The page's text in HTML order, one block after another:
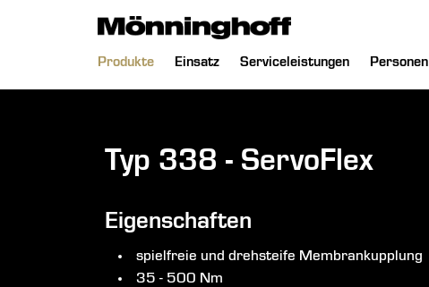
Navigation
Produkte Einsatz Serviceleistungen Personen
Typ 338 - ServoFlex
Eigenschaften
spielfreie und drehsteife Membrankupplung
35 - 500 Nm